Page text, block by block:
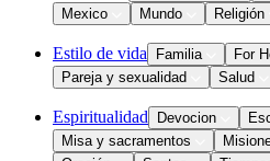
Mexico
Mundo Religión
Estilo de vida Familia
For
Pareja y sexualidad
Salud
Espiritualidad Devocion
Misa y sacramentos